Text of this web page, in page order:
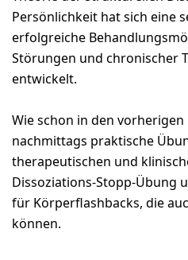
Persönlichkeit hat sich eine
erfolgreiche
Störungen und chronischer
entwickelt.
Wie schon in den
nachmittags praktische
therapeutischen und
Dissoziations-Stopp-Übung
für Körperflashbacks, die
können.